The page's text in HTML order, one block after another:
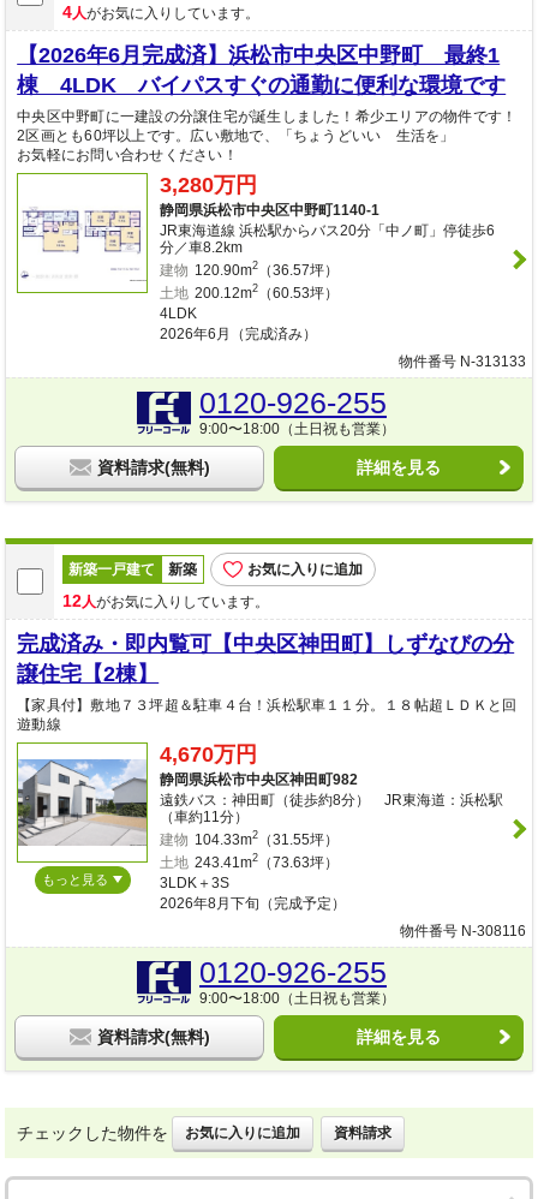
4人がお気に入りしています。
【2026年6月完成済】浜松市中央区中野町 最終1
棟 4LDK バイパスすぐの通勤に便利な環境です
中央区中野町に一建設の分譲住宅が誕生しました！希少エリアの物件です！
2区画とも60坪以上です。広い敷地で、「ちょうどいい 生活を」
お気軽にお問い合わせください！
3,280万円
静岡県浜松市中央区中野町1140-1
JR東海道線 浜松駅からバス20分「中ノ町」停徒歩6
分／車8.2km
建物 120.90m2（36.57坪）
土地 200.12m2（60.53坪）
4LDK
2026年6月（完成済み）
物件番号 N-313133
0120-926-255
9:00〜18:00（土日祝も営業）
資料請求(無料) 詳細を見る
新築一戸建て 新築 お気に入りに追加
12人がお気に入りしています。
完成済み・即内覧可【中央区神田町】しずなびの分
譲住宅【2棟】
【家具付】敷地７３坪超＆駐車４台！浜松駅車１１分。１８帖超ＬＤＫと回
遊動線
もっと見る
4,670万円
静岡県浜松市中央区神田町982
遠鉄バス：神田町（徒歩約8分） JR東海道：浜松駅
（車約11分）
建物 104.33m2（31.55坪）
土地 243.41m2（73.63坪）
3LDK＋3S
2026年8月下旬（完成予定）
物件番号 N-308116
0120-926-255
9:00〜18:00（土日祝も営業）
資料請求(無料) 詳細を見る
チェックした物件を お気に入りに追加 資料請求